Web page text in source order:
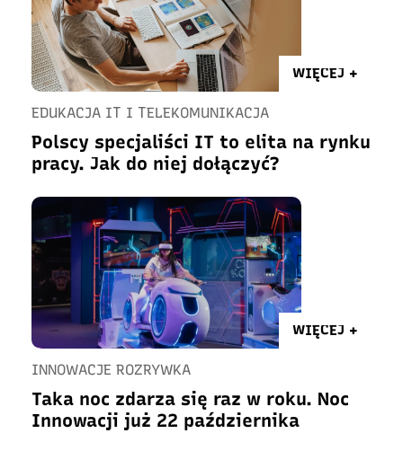
WIĘCEJ +
EDUKACJA IT I TELEKOMUNIKACJA
Polscy specjaliści IT to elita na rynku
pracy. Jak do niej dołączyć?
WIĘCEJ +
INNOWACJE ROZRYWKA
Taka noc zdarza się raz w roku. Noc
Innowacji już 22 października